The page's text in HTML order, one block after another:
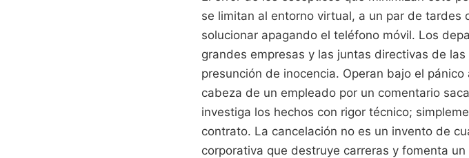
se limitan al entorno virtual, a un par de tardes
solucionar apagando el teléfono móvil. Los
grandes empresas y las juntas directivas de
presunción de inocencia. Operan bajo el
cabeza de un empleado por un comentario
investiga los hechos con rigor técnico;
contrato. La cancelación no es un invento de
corporativa que destruye carreras y fomenta